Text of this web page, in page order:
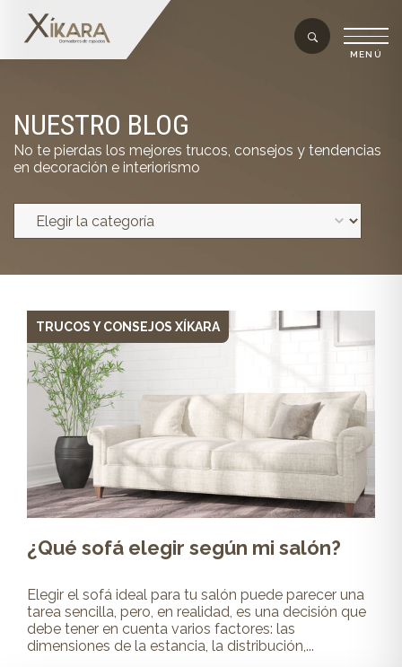
NUESTRO BLOG
No te pierdas los mejores trucos, consejos y tendencias
en decoración e interiorismo
TRUCOS Y CONSEJOS XÍKARA
¿Qué sofá elegir según mi salón?
Elegir el sofá ideal para tu salón puede parecer una
tarea sencilla, pero, en realidad, es una decisión que
debe tener en cuenta varios factores: las
dimensiones de la estancia, la distribución,...